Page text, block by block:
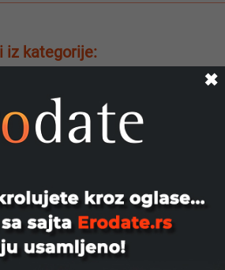
iz kategorije:
Mrsleyla4343, 38
Domino dama sa visegodisnjim
iskustvom ceka da joj se javis, samo
ozbilnji, imam robinju radi sv...
Mikilauda, 33
Mladić iz BG-a prodaje spermu. Lep
sam, uredan, normalan, pristojan i
✖